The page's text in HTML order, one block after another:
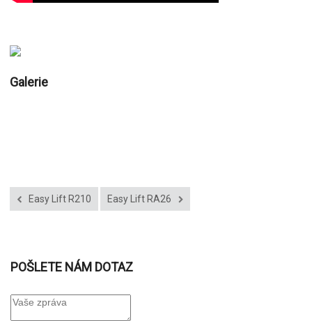
Galerie
Easy Lift R210 Easy Lift RA26
POŠLETE NÁM DOTAZ